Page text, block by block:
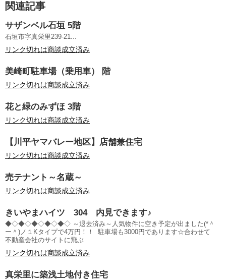
関連記事
サザンベル石垣 5階
石垣市字真栄里239-21...
リンク切れは商談成立済み
美崎町駐車場（乗用車） 階
リンク切れは商談成立済み
花と緑のみずほ 3階
リンク切れは商談成立済み
【川平ヤマバレー地区】店舗兼住宅
リンク切れは商談成立済み
売テナント～名蔵～
リンク切れは商談成立済み
きいやまハイツ 304 内見できます♪
◆◇◆◇◆◇◆◇◆◇ ～退去済み～人気物件に空き予定が出ました(*＾
ー＾)ノ１Kタイプで4万円！！ 駐車場も3000円であります☆合わせて
不動産会社のサイトに飛ぶ
リンク切れは商談成立済み
真栄里に築浅土地付き住宅